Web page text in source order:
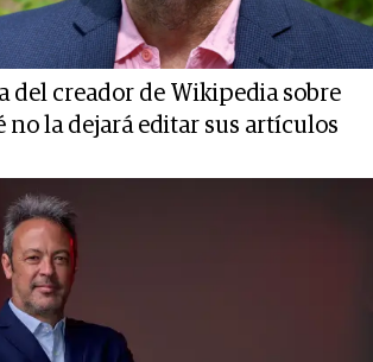
del creador de Wikipedia sobre
no la dejará editar sus artículos